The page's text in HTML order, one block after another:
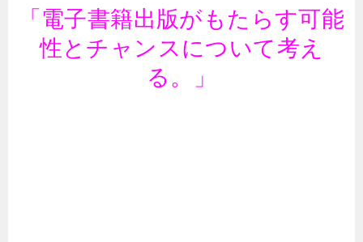
「電子書籍出版がもたらす可能
性とチャンスについて考え
る。」